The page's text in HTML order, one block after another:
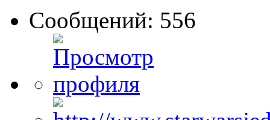
Сообщений: 556